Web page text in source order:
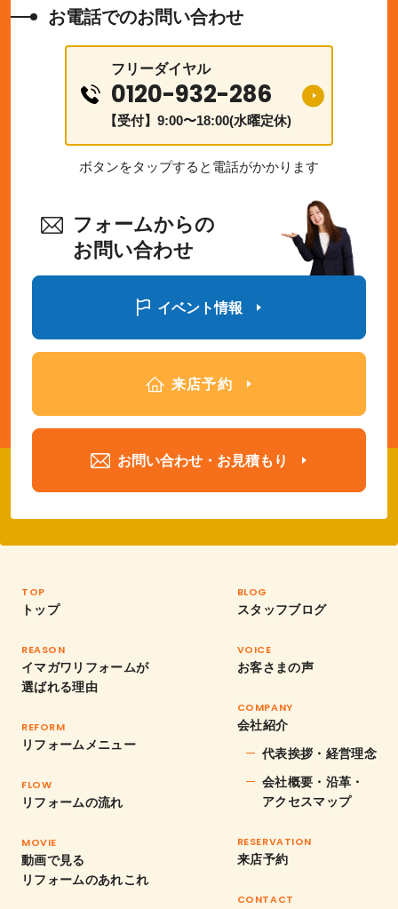
お電話でのお問い合わせ
フリーダイヤル
0120-932-286
【受付】9:00〜18:00(水曜定休)
ボタンをタップすると電話がかかります
フォームからの
お問い合わせ
イベント情報
来店予約
お問い合わせ・お見積もり
TOP
トップ
REASON
イマガワリフォームが
選ばれる理由
REFORM
リフォームメニュー
FLOW
リフォームの流れ
MOVIE
動画で見る
リフォームのあれこれ
BLOG
スタッフブログ
VOICE
お客さまの声
COMPANY
会社紹介
代表挨拶・経営理念
会社概要・沿革・
アクセスマップ
RESERVATION
来店予約
CONTACT